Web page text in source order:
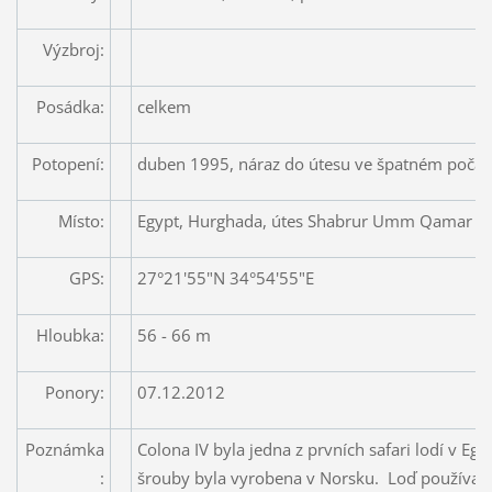
Výzbroj:
Posádka: celkem
Potopení: duben 1995, náraz do útesu ve špatném
Místo: Egypt, Hurghada, útes Shabrur Umm Qamar
GPS: 27°21'55"N 34°54'55"E
Hloubka: 56 - 66 m
Ponory: 07.12.2012
Poznámka
:
Colona IV byla jedna z prvních safari lodí v
šrouby byla vyrobena v Norsku. Loď